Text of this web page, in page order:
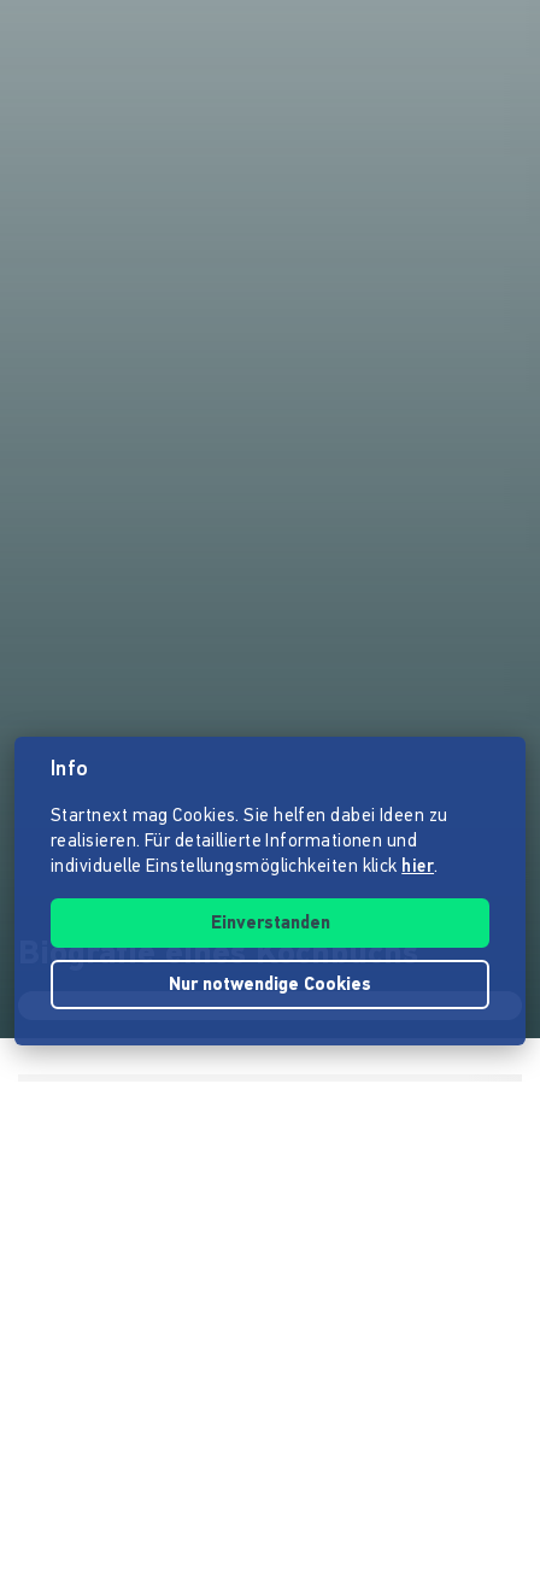
Biografie eines Kochbuchs
Info
Startnext mag Cookies. Sie helfen dabei Ideen zu
realisieren. Für detaillierte Informationen und
individuelle Einstellungsmöglichkeiten klick hier.
Einverstanden
Nur notwendige Cookies